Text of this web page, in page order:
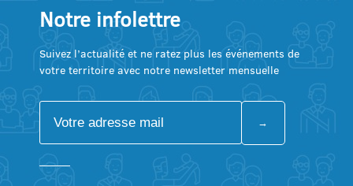
Notre infolettre
Suivez l’actualité et ne ratez plus les événements de
votre territoire avec notre newsletter mensuelle